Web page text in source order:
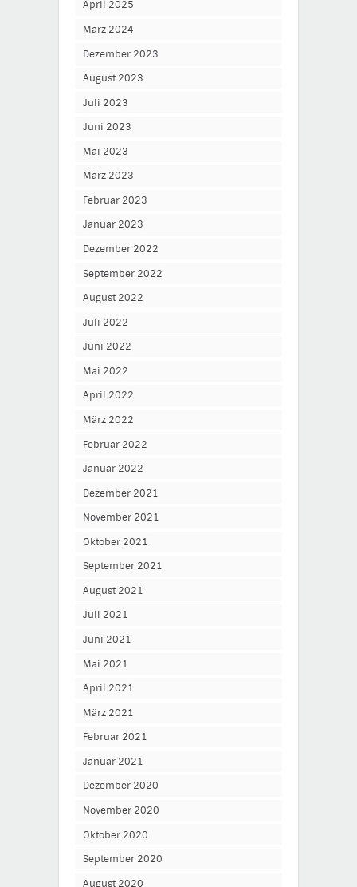
April 2025
März 2024
Dezember 2023
August 2023
Juli 2023
Juni 2023
Mai 2023
März 2023
Februar 2023
Januar 2023
Dezember 2022
September 2022
August 2022
Juli 2022
Juni 2022
Mai 2022
April 2022
März 2022
Februar 2022
Januar 2022
Dezember 2021
November 2021
Oktober 2021
September 2021
August 2021
Juli 2021
Juni 2021
Mai 2021
April 2021
März 2021
Februar 2021
Januar 2021
Dezember 2020
November 2020
Oktober 2020
September 2020
August 2020